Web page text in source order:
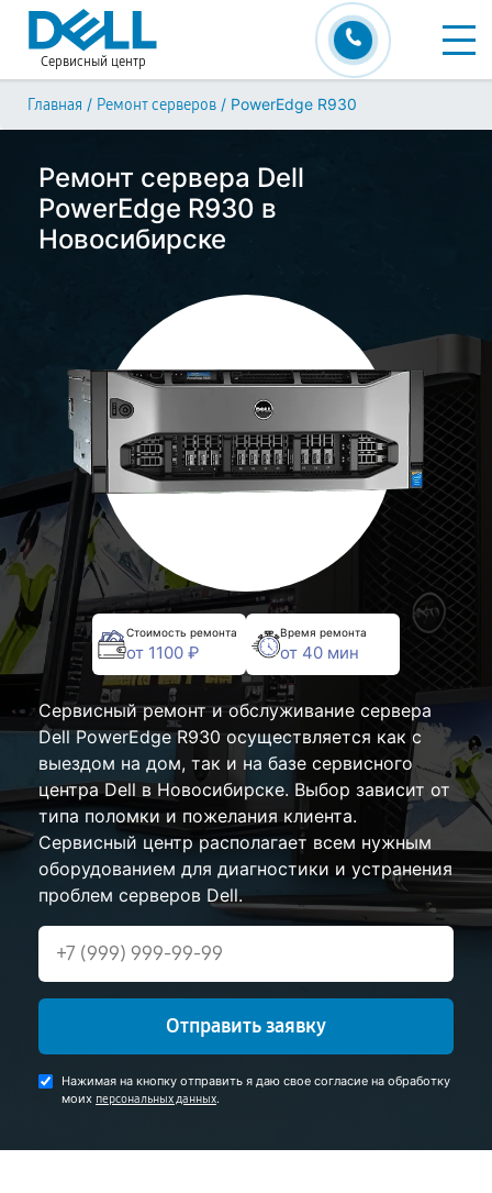
Сервисный центр
Главная / Ремонт серверов / PowerEdge R930
Ремонт сервера Dell
PowerEdge R930 в
Новосибирске
Стоимость ремонта
от 1100 ₽
Время ремонта
от 40 мин
Сервисный ремонт и обслуживание сервера
Dell PowerEdge R930 осуществляется как с
выездом на дом, так и на базе сервисного
центра Dell в Новосибирске. Выбор зависит от
типа поломки и пожелания клиента.
Сервисный центр располагает всем нужным
оборудованием для диагностики и устранения
проблем серверов Dell.
Отправить заявку
Нажимая на кнопку отправить я даю свое согласие на обработку
моих персональных данных.